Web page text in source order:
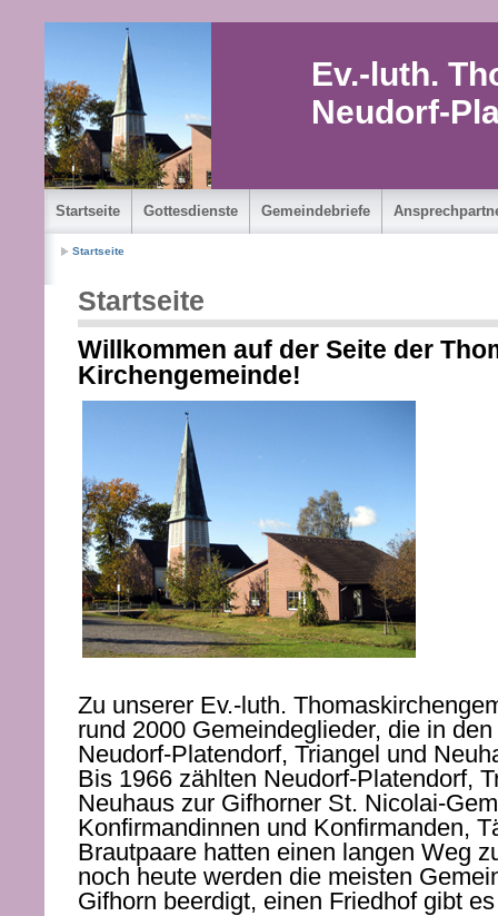
Ev.-luth.
Neudorf-
Startseite Gottesdienste Gemeindebriefe
Startseite
Startseite
Willkommen auf der Seite der
Kirchengemeinde!
Zu unserer Ev.-luth.
rund 2000 Gemeindeglieder, die in
Neudorf-Platendorf, Triangel und
Bis 1966 zählten Neudorf-Platendorf,
Neuhaus zur Gifhorner St. Nicolai-
Konfirmandinnen und Konfirmanden,
Brautpaare hatten einen langen Weg
noch heute werden die meisten
Gifhorn beerdigt, einen Friedhof gibt